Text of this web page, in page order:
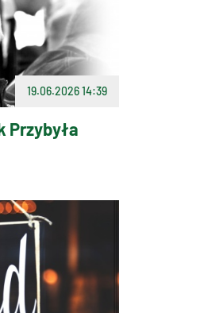
19.06.2026 14:39
Przybyła